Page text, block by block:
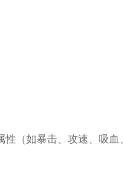
（如暴击、攻速、吸血、